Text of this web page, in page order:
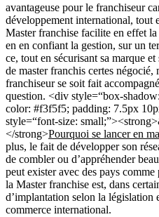
avantageuse pour le franchiseur
développement international, tout
Master franchise facilite en effet
en en confiant la gestion, sur un
ce, tout en sécurisant sa marque
de master franchis certes
franchiseur se soit fait
question. <div style=“box-
color: #f3f5f5; padding: 7.5px
style=“font-size:
</strong>Pourquoi se lancer en
plus, le fait de développer son
de combler ou d’appréhender
peut exister avec des pays
la Master franchise est, dans
d’implantation selon la législation
commerce international.